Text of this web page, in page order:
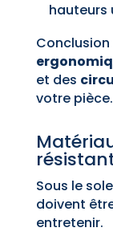
hauteurs
Conclusion
et des
votre pièce.
Sous le
doivent
entretenir.